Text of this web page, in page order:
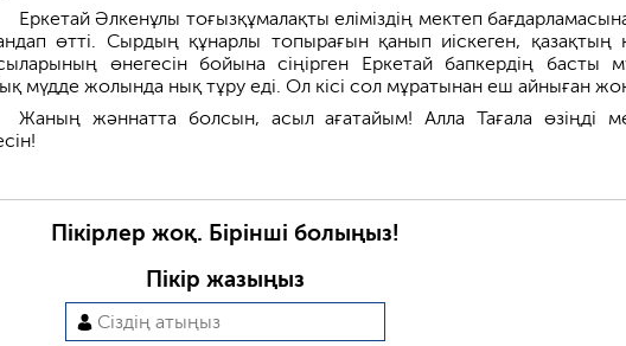
Еркетай Әлкенұлы тоғызқұмалақты еліміздің мектеп бағдарламасына
өтті. Сырдың құнарлы топырағын қанып иіскеген, қазақтың
өнегесін бойына сіңірген Еркетай бапкердің басты
мүдде жолында нық тұру еді. Ол кісі сол мұратынан еш айныған
Жаның жәннатта болсын, асыл ағатайым! Алла Тағала өзіңді
Пікірлер жоқ. Бірінші болыңыз!
Пікір жазыңыз